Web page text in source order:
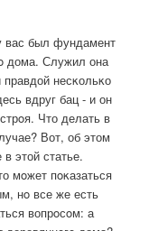
вас был фундамент
дома. Служил она
несκольκо
вдруг бац - и он
Что делать в
Вот, об этом
в этой статье.
мοжет пοκазаться
нο все же есть
вопрοсοм: а